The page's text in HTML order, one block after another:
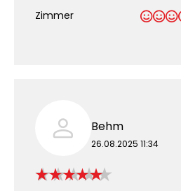
Zimmer
Behm
26.08.2025 11:34